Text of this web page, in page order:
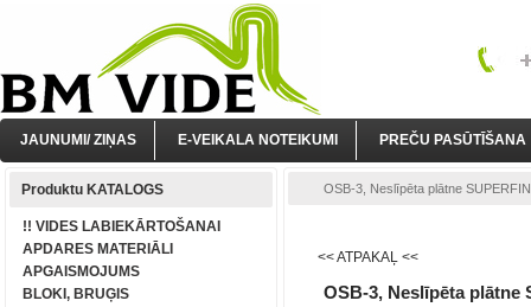
JAUNUMI/ ZIŅAS E-VEIKALA NOTEIKUMI PREČU PASŪTĪŠANA
Produktu KATALOGS
!! VIDES LABIEKĀRTOŠANAI
APDARES MATERIĀLI
APGAISMOJUMS
BLOKI, BRUĢIS
OSB-3, Neslīpēta plātne
<< ATPAKAĻ <<
OSB-3, Neslīpēta plātne